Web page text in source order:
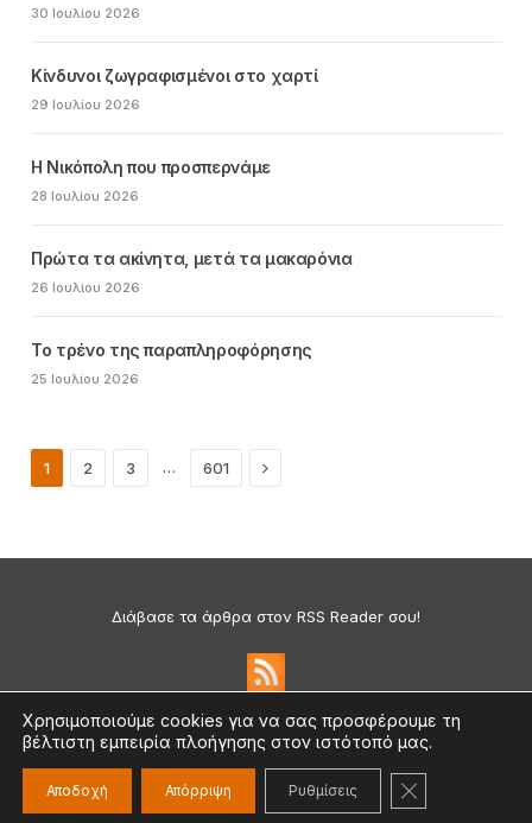
30 Ιουλίου 2026
Κίνδυνοι ζωγραφισμένοι στο χαρτί
29 Ιουλίου 2026
Η Νικόπολη που προσπερνάμε
28 Ιουλίου 2026
Πρώτα τα ακίνητα, μετά τα μακαρόνια
26 Ιουλίου 2026
Το τρένο της παραπληροφόρησης
25 Ιουλίου 2026
1 2 3 … 601 Next
Διάβασε τα άρθρα στον RSS Reader σου!
Πολιτική Απορρήτου & Cookies
©2026 medium.gr | Designed & Supported bynat.ad
Χρησιμοποιούμε cookies για να σας προσφέρουμε τη
βέλτιστη εμπειρία πλοήγησης στον ιστότοπό μας.
Αποδοχή Απόρριψη Ρυθμίσεις ΚΛΕΊΣΙΜΟ ΤΟΥ